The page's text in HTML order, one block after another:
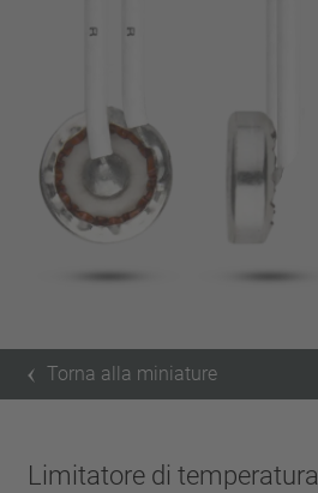
Torna alla miniature
Limitatore di temperatura